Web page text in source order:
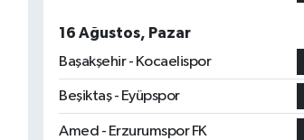
16 Ağustos, Pazar
Başakşehir - Kocaelispor
Beşiktaş - Eyüpspor
Amed - Erzurumspor FK